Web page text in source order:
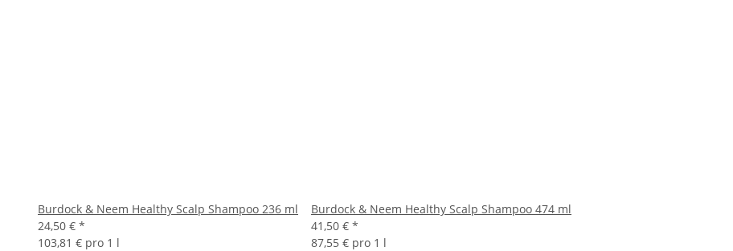
Burdock & Neem Healthy Scalp Shampoo 236 ml
24,50 € *
103,81 € pro 1 l
Burdock & Neem Healthy Scalp Shampoo 474 ml
41,50 € *
87,55 € pro 1 l